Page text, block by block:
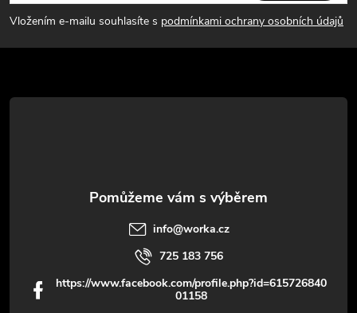
p
a
t
Vložením e-mailu souhlasíte s podmínkami ochrany osobních údajů
info@worka.cz
725 183 756
https://www.facebook.com/profile.php?id=615726840
01158